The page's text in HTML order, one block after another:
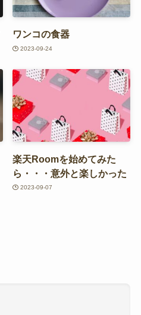
ワンコの食器
2023-09-24
楽天Roomを始めてみた
ら・・・意外と楽しかった
2023-09-07